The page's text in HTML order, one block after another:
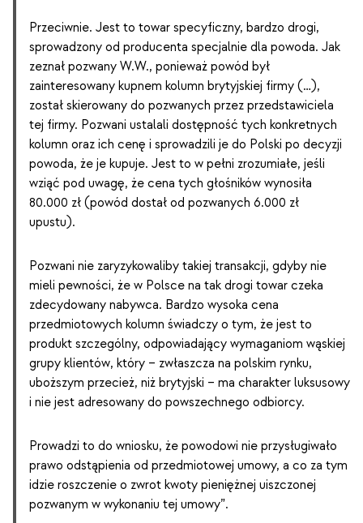
Przeciwnie. Jest to towar specyficzny, bardzo drogi,
sprowadzony od producenta specjalnie dla powoda. Jak
zeznał pozwany W.W., ponieważ powód był
zainteresowany kupnem kolumn brytyjskiej firmy (…),
został skierowany do pozwanych przez przedstawiciela
tej firmy. Pozwani ustalali dostępność tych konkretnych
kolumn oraz ich cenę i sprowadzili je do Polski po decyzji
powoda, że je kupuje. Jest to w pełni zrozumiałe, jeśli
wziąć pod uwagę, że cena tych głośników wynosiła
80.000 zł (powód dostał od pozwanych 6.000 zł
upustu).
Pozwani nie zaryzykowaliby takiej transakcji, gdyby nie
mieli pewności, że w Polsce na tak drogi towar czeka
zdecydowany nabywca. Bardzo wysoka cena
przedmiotowych kolumn świadczy o tym, że jest to
produkt szczególny, odpowiadający wymaganiom wąskiej
grupy klientów, który – zwłaszcza na polskim rynku,
uboższym przecież, niż brytyjski – ma charakter luksusowy
i nie jest adresowany do powszechnego odbiorcy.
Prowadzi to do wniosku, że powodowi nie przysługiwało
prawo odstąpienia od przedmiotowej umowy, a co za tym
idzie roszczenie o zwrot kwoty pieniężnej uiszczonej
pozwanym w wykonaniu tej umowy”.